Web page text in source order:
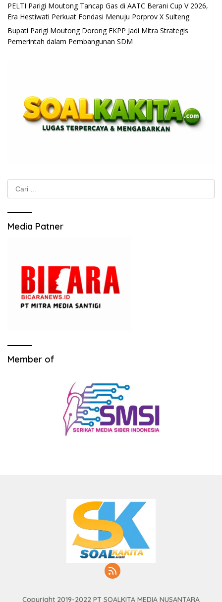
PELTI Parigi Moutong Tancap Gas di AATC Berani Cup V 2026,
Era Hestiwati Perkuat Fondasi Menuju Porprov X Sulteng
Bupati Parigi Moutong Dorong FKPP Jadi Mitra Strategis
Pemerintah dalam Pembangunan SDM
Cari
untuk:
Media Patner
Member of
Copyright 2019-2022 PT SOALKITA MEDIA NUSANTARA